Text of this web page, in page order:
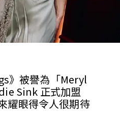
》被譽為「Meryl
Sink 正式加盟
耀眼得令人很期待